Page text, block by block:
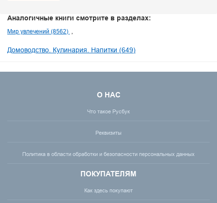
Аналогичные книги смотрите в разделах:
Мир увлечений (8562)
Домоводство. Кулинария. Напитки (649)
О НАС
Что такое Русбук
Реквизиты
Политика в области обработки и безопасности персональных данных
ПОКУПАТЕЛЯМ
Как здесь покупают